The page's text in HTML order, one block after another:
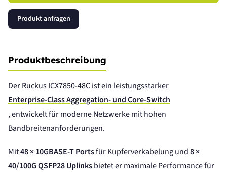
Produkt anfragen
Produktbeschreibung
Der Ruckus ICX7850-48C ist ein leistungsstarker
Enterprise-Class Aggregation- und Core-Switch
, entwickelt für moderne Netzwerke mit hohen
Bandbreitenanforderungen.
Mit48 × 10GBASE-T Portsfür Kupferverkabelung und8 ×
40/100G QSFP28 Uplinksbietet er maximale Performance für